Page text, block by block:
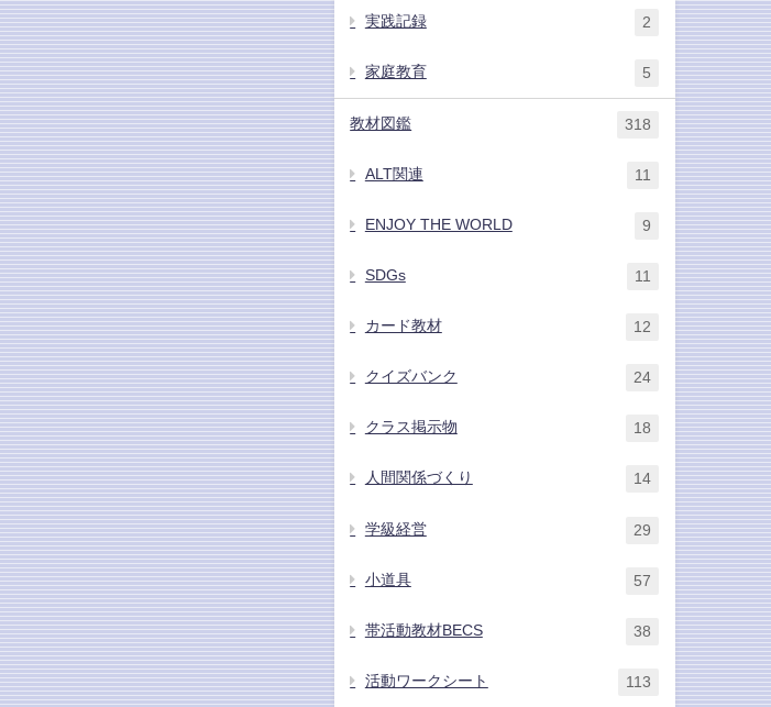
実践記録 2
家庭教育 5
教材図鑑 318
ALT関連 11
ENJOY THE WORLD 9
SDGs 11
カード教材 12
クイズバンク 24
クラス掲示物 18
人間関係づくり 14
学級経営 29
小道具 57
帯活動教材BECS 38
活動ワークシート 113